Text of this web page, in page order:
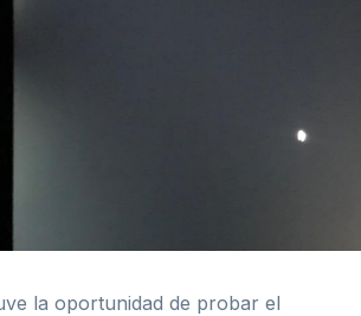
la oportunidad de probar el